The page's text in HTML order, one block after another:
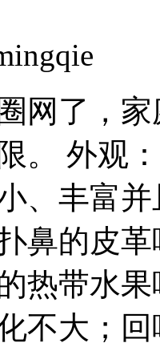
网了，
。 外观
、丰富
鼻的皮
热带水
不大；